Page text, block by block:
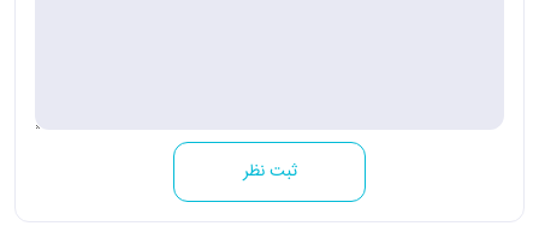
ثبت نظر